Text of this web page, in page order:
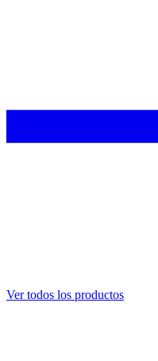
Ver todos los productos